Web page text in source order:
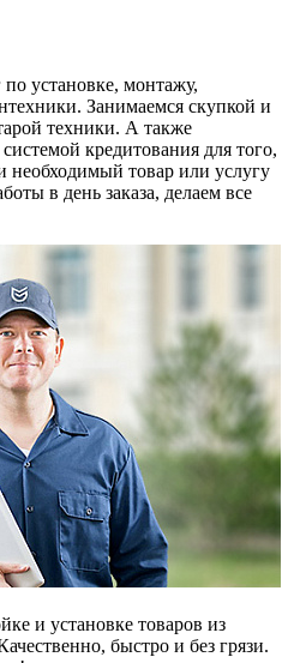
установке, монтажу,
Занимаемся скупкой и
техники. А также
кредитования для того,
необходимый товар или услугу
в день заказа, делаем все
и установке товаров из
быстро и без грязи.